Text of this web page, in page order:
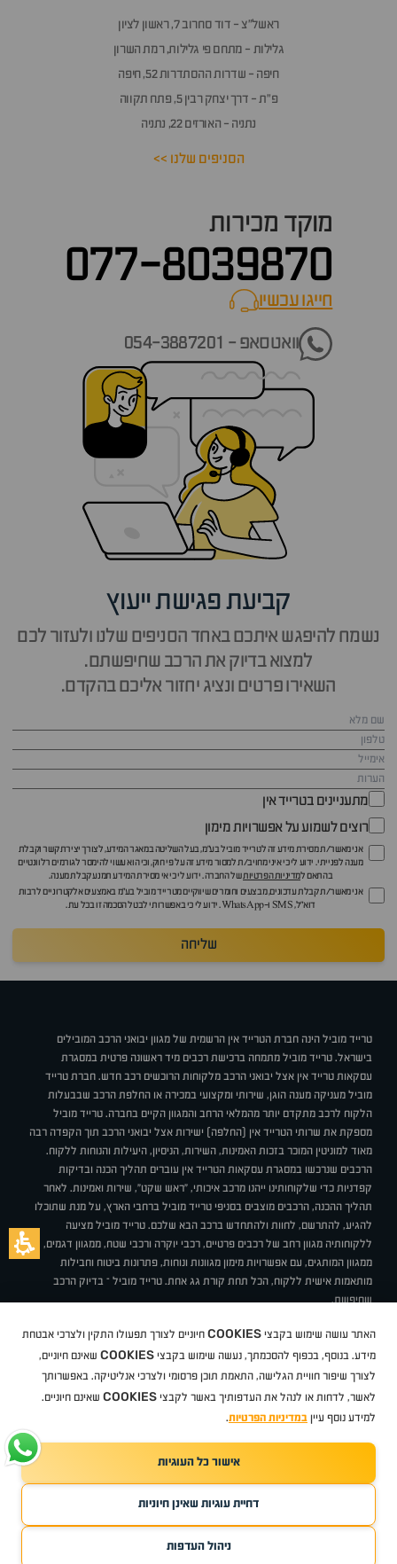
ראשל״צ - דוד סחרוב 7, ראשון לציון
גלילות - מתחם פי גלילות, רמת השרון
חיפה - שדרות ההסתדרות 52, חיפה
פ״ת - דרך יצחק רבין 5, פתח תקווה
נתניה - האורזים 22, נתניה
הסניפים שלנו >>
מוקד מכירות
077-8039870
חייגו עכשיוcall now
וואטסאפ - 054-3887201
קביעת פגישת ייעוץ
נשמח להיפגש איתכם באחד הסניפים שלנו ולעזור לכם
למצוא בדיוק את הרכב שחיפשתם.
השאירו פרטים ונציג יחזור אליכם בהקדם.
מתעניינים בטרייד אין
רוצים לשמוע על אפשרויות מימון
אני מאשר/ת מסירת מידע זה לטרייד מוביל בע"מ, בעל השליטה במאגר המידע, לצורך יצירת קשר וקבלת
מענה לפנייתי. ידוע לי כי איני מחויב/ת למסור מידע זה על פי חוק, וכי הוא עשוי להימסר לגורמים רלוונטיים
בהתאם למדיניות הפרטיותשל החברה. ידוע לי כי אי מסירת המידע תמנע קבלת מענה.
אני מאשר/ת קבלת עדכונים, מבצעים וחומרים שיווקיים מטרייד מוביל בע"מ באמצעים אלקטרוניים לרבות
דוא״ל, SMS ו-WhatsApp. ידוע לי כי באפשרותי לבטל הסכמה זו בכל עת.
שליחה
טרייד מוביל הינה חברת הטרייד אין הרשמית של מגוון יבואני הרכב המובילים
בישראל. טרייד מוביל מתמחה ברכישת רכבים מיד ראשונה פרטית במסגרת
עסקאות טרייד אין אצל יבואני הרכב מלקוחות הרוכשים רכב חדש. חברת טרייד
מוביל מעניקה מענה הוגן, שירותי ומקצועי במכירה או החלפת הרכב שבבעלות
הלקוח לרכב מתקדם יותר מהמלאי הרחב והמגוון הקיים בחברה. טרייד מוביל
מספקת את שרותי הטרייד אין (החלפה) ישירות אצל יבואני הרכב תוך הקפדה רבה
מאוד למוניטין המוכר בזכות האמינות, השירות, הניסיון, היעילות והנוחות ללקוח.
הרכבים שנרכשו במסגרת עסקאות הטרייד אין עוברים תהליך הכנה ובדיקות
קפדניות כדי שלקוחותינו ייהנו מרכב איכותי, "ראש שקט", שירות ואמינות. לאחר
תהליך ההכנה, הרכבים מוצבים בסניפי טרייד מוביל ברחבי הארץ, על מנת שתוכלו
להגיע, להתרשם, לחוות ולהתחדש ברכב הבא שלכם. טרייד מוביל מציעה
ללקוחותיה מגוון רחב של רכבים פרטיים, רכבי יוקרה ורכבי שטח, ממגוון דגמים,
ממגוון המותגים, עם אפשרויות מימון מגוונות ונוחות, פתרונות ביטוח וחבילות
מותאמות אישית ללקוח, הכל תחת קורת גג אחת. טרייד מוביל – בדיוק הרכב
שחיפשת.
תקנוןBUY BACKמבצעיםמגזין טרייד מובילאיך זה עובד? דרושים
ניהול העדפות עוגיות
סיטרואןאופלפיג'ו MGמזדהבי ווי דיצ'ריטסלה ניסאןטויוטהדאצ'יהפולקסווגןטסלהג'יפ
לקסוסאאודיסקודהיונדאירנושברולט
TradeMobile instagram
TradeMobile facebook
כל הזכויות שמורות טרייד מוביל2026
האתר עושה שימוש בקבצי COOKIES חיוניים לצורך תפעולו התקין ולצרכי אבטחת
מידע. בנוסף, בכפוף להסכמתך, נעשה שימוש בקבצי COOKIES שאינם חיוניים,
לצורך שיפור חוויית הגלישה, התאמת תוכן פרסומי ולצרכי אנליטיקה. באפשרותך
לאשר, לדחות או לנהל את העדפותיך באשר לקבצי COOKIES שאינם חיוניים.
למידע נוסף עיין במדיניות הפרטיות.
אישור כל העוגיות
דחיית עוגיות שאינן חיוניות
ניהול העדפות